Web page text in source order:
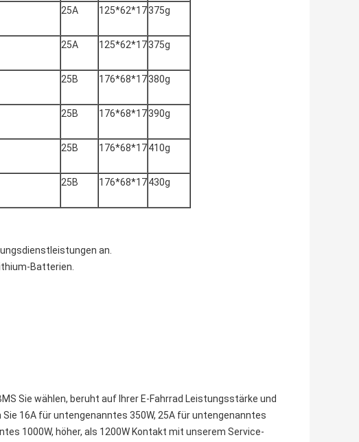
25A 125*62*17375g
25A 125*62*17375g
25B 176*68*17380g
25B 176*68*17390g
25B 176*68*17410g
25B 176*68*17430g
an.
Batterien.
Sie wählen, beruht auf Ihrer E-Fahrrad Leistungsstärke und
16A für untengenanntes 350W, 25A für untengenanntes
1000W, höher, als 1200W Kontakt mit unserem Service-